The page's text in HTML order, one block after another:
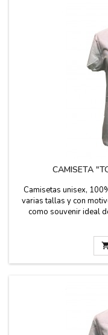
CAMISETA
Camisetas unisex,
varias tallas y con
como souvenir ideal